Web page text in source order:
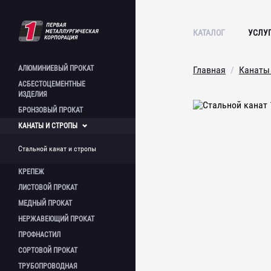
КАТАЛОГ
Лист алюминиевый
Плита алюминиевая
Пруток алюминиевый
Труба алюминиевая
алюминиевая
Уголок алюминиевый
АЛЮМИНИЕВЫЙ ПРОКАТ
Шифер асбестоцементный
АСБЕСТОЦЕМЕНТНЫЕ
ИЗДЕЛИЯ
Шестигранник бронзовый
БРОНЗОВЫЙ ПРОКАТ
Стальной канат и стропы
КАНАТЫ И СТРОПЫ
Шпилька
Метизы
КРЕПЕЖ
Лист холоднокатаный
Лист инструментальный
Лист конструкционный
ЛИСТОВОЙ ПРОКАТ
Лента медная
Лист медный
Проволока медная
МЕДНЫЙ ПРОКАТ
Квадрат нержавеющий
Лист нержавеющий
НЕРЖАВЕЮЩИЙ ПРОКАТ
ПРОФНАСТИЛ
СОРТОВОЙ ПРОКАТ
ТРУБОПРОВОДНАЯ
Главная